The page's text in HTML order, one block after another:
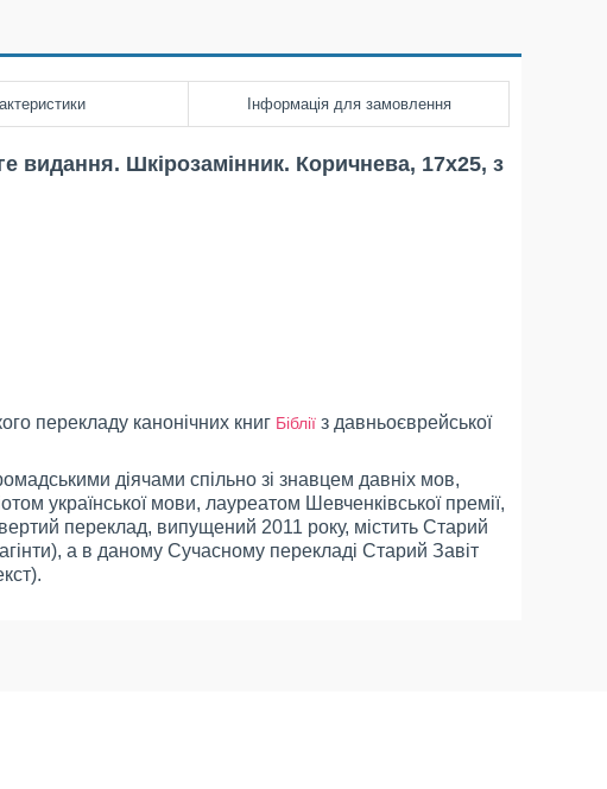
Інформація для замовлення
видання. Шкірозамінник. Коричнева, 17х25, з
перекладу канонічних книг Біблії з давньоєврейської
діячами спільно зі знавцем давніх мов,
української мови, лауреатом Шевченківської премії,
переклад, випущений 2011 року, містить Старий
а в даному Сучасному перекладі Старий Завіт